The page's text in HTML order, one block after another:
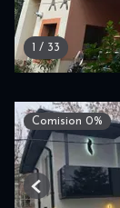
1 / 33
Comision 0%
Previous